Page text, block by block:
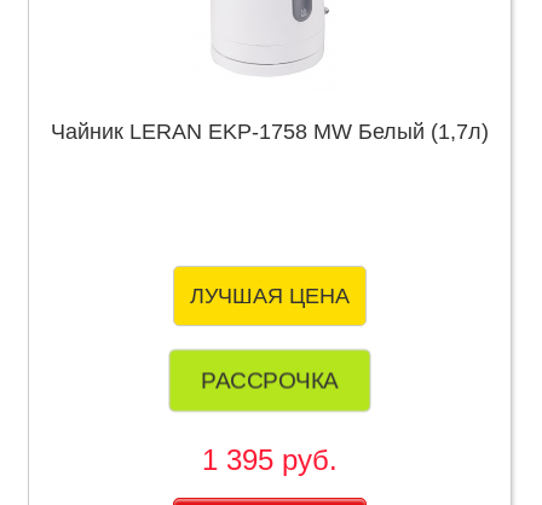
Чайник LERAN EKP-1758 MW Белый (1,7л)
ЛУЧШАЯ ЦЕНА
РАССРОЧКА
1 395 руб.